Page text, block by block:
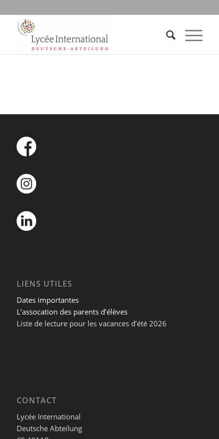
LIENS UTILES
Dates importantes
L’assocation des parents d’élèves
Liste de lecture pour les vacances d’été 2026
CONTACT
Lycée International
Deutsche Abteilung